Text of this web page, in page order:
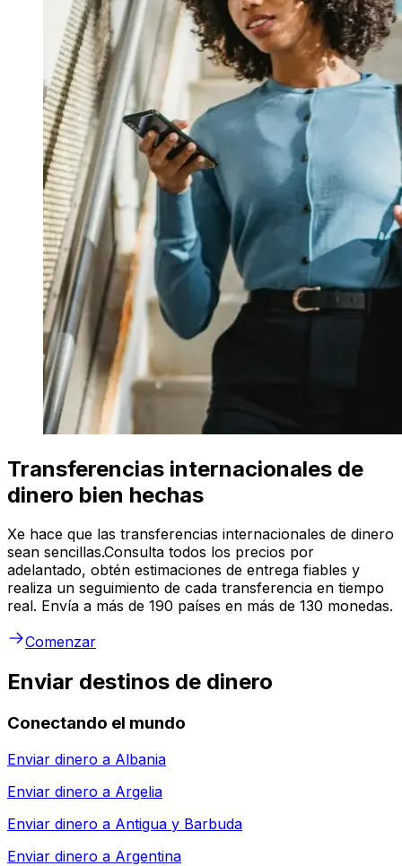
Transferencias internacionales de
dinero bien hechas
Xe hace que las transferencias internacionales de dinero
sean sencillas.Consulta todos los precios por
adelantado, obtén estimaciones de entrega fiables y
realiza un seguimiento de cada transferencia en tiempo
real. Envía a más de 190 países en más de 130 monedas.
Comenzar
Enviar destinos de dinero
Conectando el mundo
Enviar dinero a Albania
Enviar dinero a Argelia
Enviar dinero a Antigua y Barbuda
Enviar dinero a Argentina